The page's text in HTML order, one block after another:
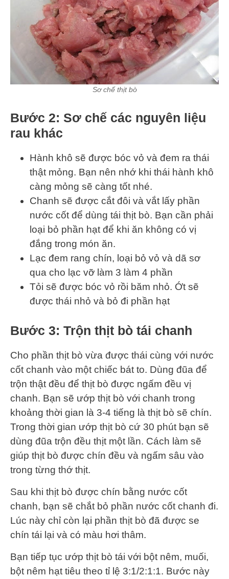
Sơ chế thịt bò
Bước 2: Sơ chế các nguyên liệu
rau khác
Hành khô sẽ được bóc vỏ và đem ra thái
thật mỏng. Bạn nên nhớ khi thái hành khô
càng mỏng sẽ càng tốt nhé.
Chanh sẽ được cắt đôi và vắt lấy phần
nước cốt để dùng tái thịt bò. Bạn cần phải
loại bỏ phần hạt để khi ăn không có vị
đắng trong món ăn.
Lạc đem rang chín, loại bỏ vỏ và dã sơ
qua cho lạc vỡ làm 3 làm 4 phần
Tỏi sẽ được bóc vỏ rồi băm nhỏ. Ớt sẽ
được thái nhỏ và bỏ đi phần hạt
Bước 3: Trộn thịt bò tái chanh
Cho phần thịt bò vừa được thái cùng với nước
cốt chanh vào một chiếc bát to. Dùng đũa để
trộn thật đều để thịt bò được ngấm đều vị
chanh. Bạn sẽ ướp thịt bò với chanh trong
khoảng thời gian là 3-4 tiếng là thịt bò sẽ chín.
Trong thời gian ướp thịt bò cứ 30 phút bạn sẽ
dùng đũa trộn đều thịt một lần. Cách làm sẽ
giúp thịt bò được chín đều và ngấm sâu vào
trong từng thớ thịt.
Sau khi thịt bò được chín bằng nước cốt
chanh, bạn sẽ chắt bỏ phần nước cốt chanh đi.
Lúc này chỉ còn lại phần thịt bò đã được se
chín tái lại và có màu hơi thâm.
Bạn tiếp tục ướp thịt bò tái với bột nêm, muối,
bột nêm hạt tiêu theo tỉ lệ 3:1/2:1:1. Bước này